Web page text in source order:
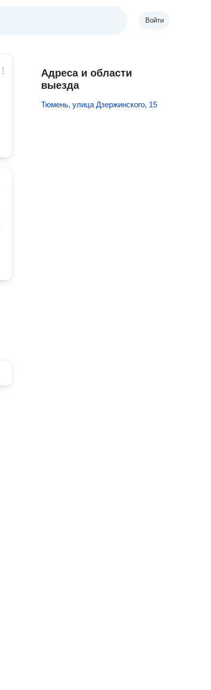
Войти
Адреса и области
выезда
Тюмень, улица Дзержинского, 15